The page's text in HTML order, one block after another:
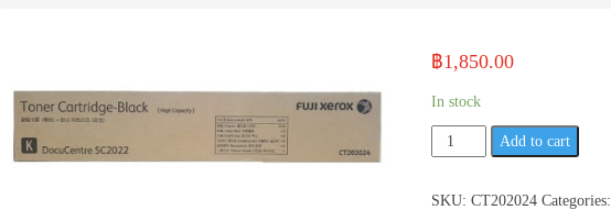
฿1,850.00
In stock
FUJI
XEROX
Add to cart
SKU: CT202024 Categories: